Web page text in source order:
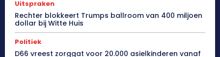
Uitspraken
Rechter blokkeert Trumps ballroom van 400 miljoen
dollar bij Witte Huis
Politiek
D66 vreest zorggat voor 20.000 asielkinderen vanaf